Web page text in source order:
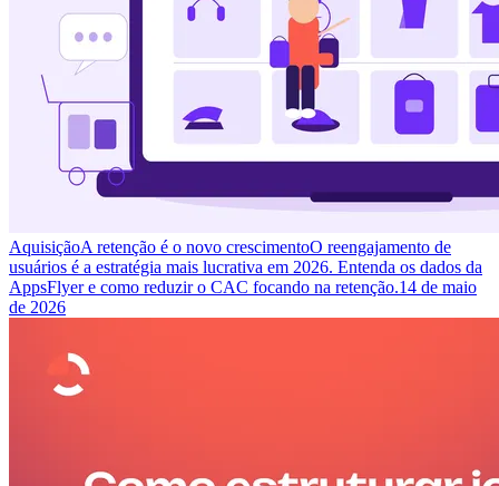
AquisiçãoA retenção é o novo crescimentoO reengajamento de
usuários é a estratégia mais lucrativa em 2026. Entenda os dados da
AppsFlyer e como reduzir o CAC focando na retenção.14 de maio
de 2026